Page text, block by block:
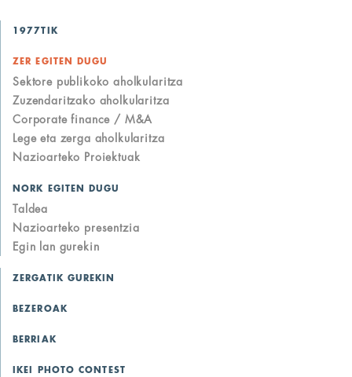
1977TIK
ZER EGITEN DUGU
Sektore publikoko aholkularitza
Zuzendaritzako aholkularitza
Corporate finance / M&A
Lege eta zerga aholkularitza
Nazioarteko Proiektuak
NORK EGITEN DUGU
Taldea
Nazioarteko presentzia
Egin lan gurekin
ZERGATIK GUREKIN
BEZEROAK
BERRIAK
IKEI PHOTO CONTEST